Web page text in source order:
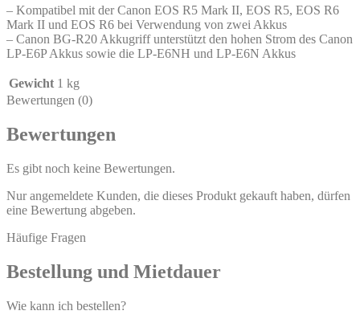
– Kompatibel mit der Canon EOS R5 Mark II, EOS R5, EOS R6
Mark II und EOS R6 bei Verwendung von zwei Akkus
– Canon BG-R20 Akkugriff unterstützt den hohen Strom des Canon
LP-E6P Akkus sowie die LP-E6NH und LP-E6N Akkus
Gewicht 1 kg
Bewertungen (0)
Bewertungen
Es gibt noch keine Bewertungen.
Nur angemeldete Kunden, die dieses Produkt gekauft haben, dürfen
eine Bewertung abgeben.
Häufige Fragen
Bestellung und Mietdauer
Wie kann ich bestellen?